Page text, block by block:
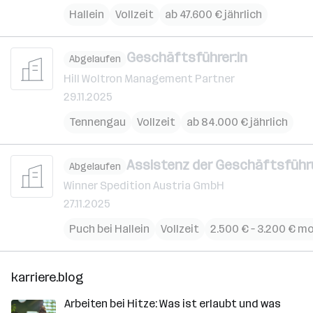
Hallein
Vollzeit ab 47.600 € jährlich
Abgelaufen Geschäftsführer:in
Hill Woltron Management Partner
29.11.2025
Tennengau
Vollzeit ab 84.000 € jährlich
Abgelaufen Assistenz der
Winner Spedition Austria GmbH
27.11.2025
Puch bei Hallein
Vollzeit 2.500 € – 3.200 €
karriere.blog
Arbeiten bei Hitze: Was ist erlaubt und was